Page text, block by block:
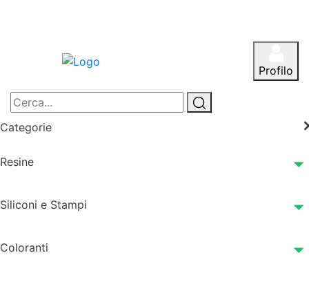
Profilo
Categorie
Resine
Siliconi e Stampi
Coloranti